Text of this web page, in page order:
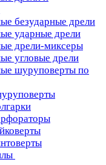
безударные дрели
ударные дрели
дрели-миксеры
угловые дрели
шуруповерты по